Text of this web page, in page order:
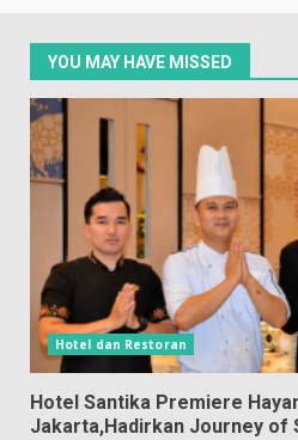
YOU MAY HAVE MISSED
Hotel dan Restoran
Hotel Santika Premiere
Jakarta,Hadirkan Journey of